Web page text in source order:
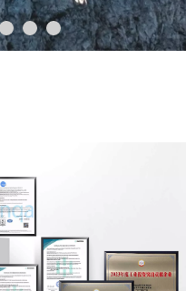
业务线国内市占率第